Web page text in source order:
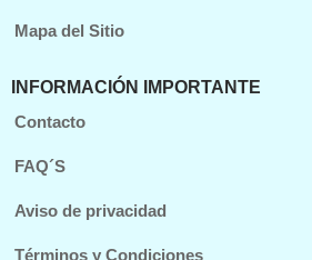
Mapa del Sitio
INFORMACIÓN IMPORTANTE
Contacto
FAQ´S
Aviso de privacidad
Términos y Condiciones